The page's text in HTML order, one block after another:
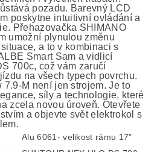
pozadu. Barevný LCD
poskytne intuitivní ovládání a
Přehazovačka SHIMANO
umožní plynulou změnu
a to v kombinaci s
Smart Sam a vidlicí
700c, což vám zaručí
na všech typech povrchu.
7.9-M není jen strojem. Je to
síly a technologie, které
zcela novou úroveň. Otevřete
a objevte svět elektrokol s
Alu 6061- velikost rámu 17"